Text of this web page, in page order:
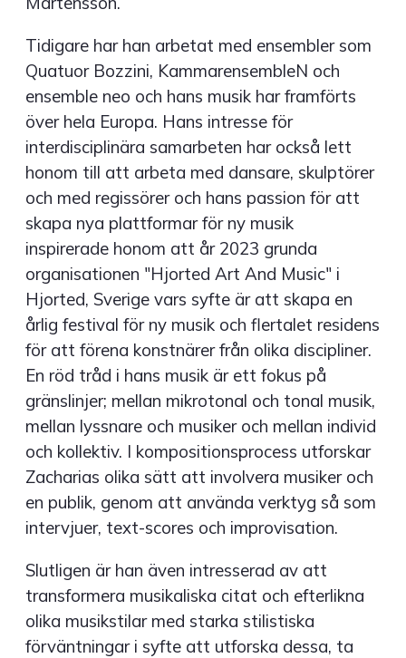
Tidigare har han arbetat med ensembler som
Quatuor Bozzini, KammarensembleN och
ensemble neo och hans musik har framförts
över hela Europa. Hans intresse för
interdisciplinära samarbeten har också lett
honom till att arbeta med dansare, skulptörer
och med regissörer och hans passion för att
skapa nya plattformar för ny musik
inspirerade honom att år 2023 grunda
organisationen "Hjorted Art And Music" i
Hjorted, Sverige vars syfte är att skapa en
årlig festival för ny musik och flertalet residens
för att förena konstnärer från olika discipliner.
En röd tråd i hans musik är ett fokus på
gränslinjer; mellan mikrotonal och tonal musik,
mellan lyssnare och musiker och mellan individ
och kollektiv. I kompositionsprocess utforskar
Zacharias olika sätt att involvera musiker och
en publik, genom att använda verktyg så som
intervjuer, text-scores och improvisation.
Slutligen är han även intresserad av att
transformera musikaliska citat och efterlikna
olika musikstilar med starka stilistiska
förväntningar i syfte att utforska dessa, ta